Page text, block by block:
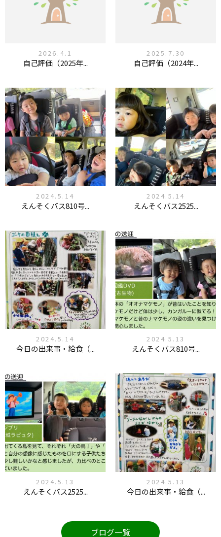
2026.4.1
自己評価（2025年...
2025.7.30
自己評価（2024年...
2024.5.14
えんそくバス810号...
2024.5.14
えんそくバス2525...
2024.5.14
今日の出来事・給食（...
2024.5.13
えんそくバス810号...
2024.5.13
えんそくバス2525...
2024.5.13
今日の出来事・給食（...
ブログ一覧